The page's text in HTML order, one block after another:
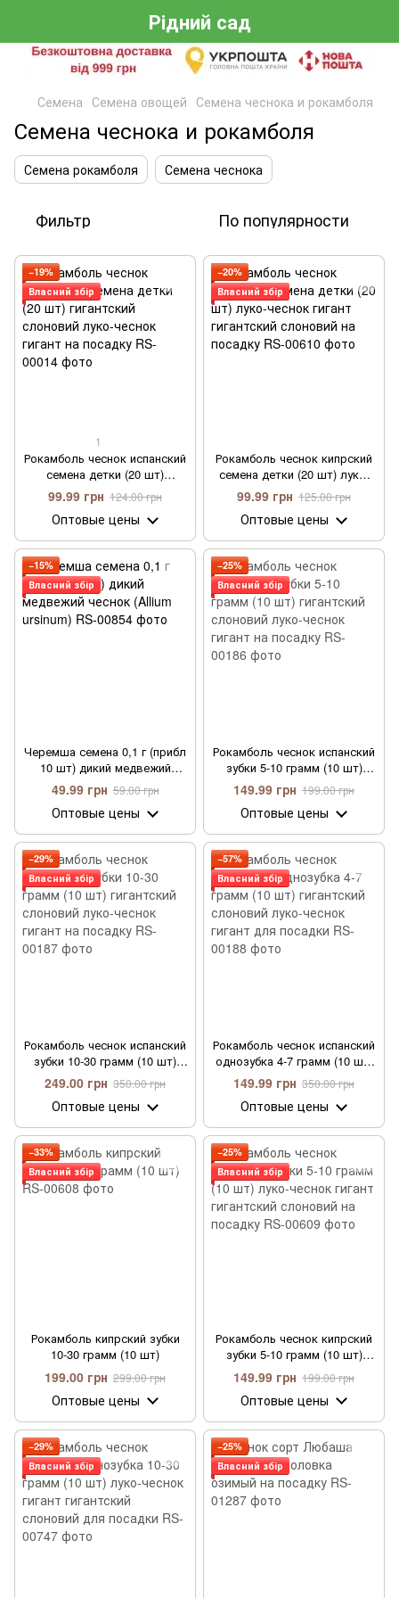
Рідний сад
Семена Семена овощей Семена чеснока и рокамболя
Семена чеснока и рокамболя
Семена рокамболя Семена чеснока
Фильтр По популярности
−19%
Власний збір
1
Рокамболь чеснок испанский
семена детки (20 шт)
гигантский слоновий луко-
чеснок гигант на посадку
99.99 грн 124.00 грн
Оптовые цены
−20%
Власний збір
Рокамболь чеснок кипрский
семена детки (20 шт) луко-
чеснок гигант гигантский
слоновий на посадку
99.99 грн 125.00 грн
Оптовые цены
−15%
Власний збір
Черемша семена 0,1 г (прибл
10 шт) дикий медвежий
чеснок (Allium ursinum)
49.99 грн 59.00 грн
Оптовые цены
−25%
Власний збір
Рокамболь чеснок испанский
зубки 5-10 грамм (10 шт)
гигантский слоновий луко-
чеснок гигант на посадку
149.99 грн 199.00 грн
Оптовые цены
−29%
Власний збір
Рокамболь чеснок испанский
зубки 10-30 грамм (10 шт)
гигантский слоновий луко-
чеснок гигант на посадку
249.00 грн 350.00 грн
Оптовые цены
−57%
Власний збір
Рокамболь чеснок испанский
однозубка 4-7 грамм (10 шт)
гигантский слоновий луко-
чеснок гигант для посадки
149.99 грн 350.00 грн
Оптовые цены
−33%
Власний збір
Рокамболь кипрский зубки
10-30 грамм (10 шт)
199.00 грн 299.00 грн
Оптовые цены
−25%
Власний збір
Рокамболь чеснок кипрский
зубки 5-10 грамм (10 шт)
луко-чеснок гигант
гигантский слоновий на
посадку
149.99 грн 199.00 грн
Оптовые цены
−29%
Власний збір
−25%
Власний збір